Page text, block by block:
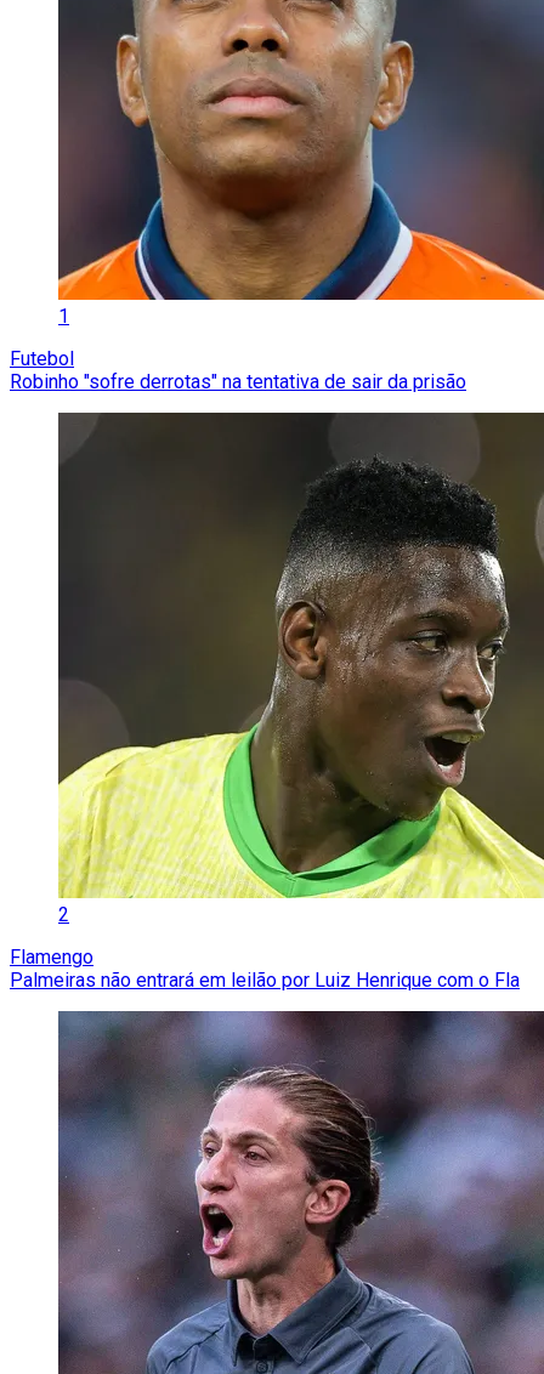
1
Futebol
Robinho "sofre derrotas" na tentativa de sair da prisão
2
Flamengo
Palmeiras não entrará em leilão por Luiz Henrique com o Fla